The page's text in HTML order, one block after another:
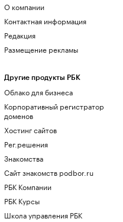
О компании
Контактная информация
Редакция
Размещение рекламы
Другие продукты РБК
Облако для бизнеса
Корпоративный регистратор
доменов
Хостинг сайтов
Рег.решения
Знакомства
Сайт знакомств podbor.ru
РБК Компании
РБК Курсы
Школа управления РБК